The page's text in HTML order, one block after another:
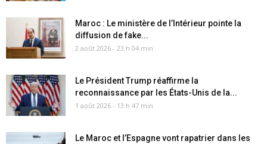
Maroc : Le ministère de l’Intérieur pointe la
diffusion de fake...
2 août 2026 - 23 h 04 min
Le Président Trump réaffirme la
reconnaissance par les États-Unis de la...
1 août 2026 - 13 h 47 min
Le Maroc et l’Espagne vont rapatrier dans les